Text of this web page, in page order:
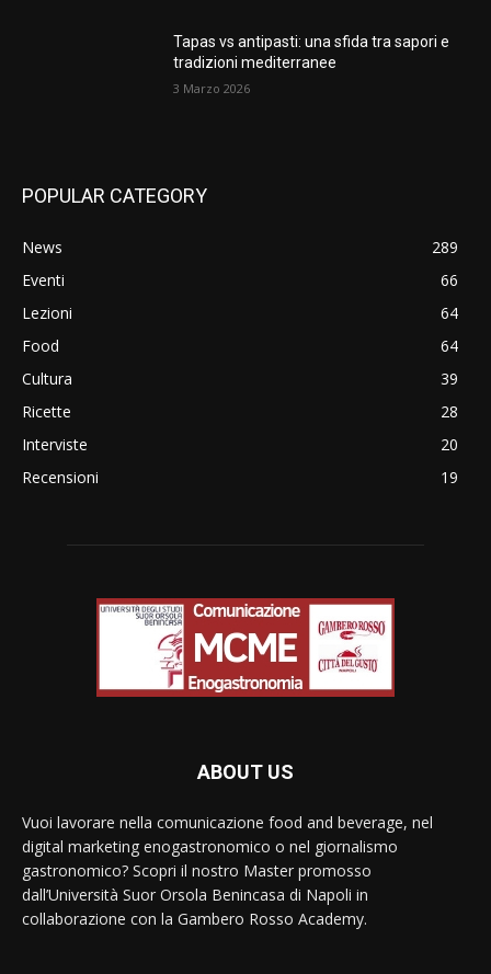
Tapas vs antipasti: una sfida tra sapori e
tradizioni mediterranee
3 Marzo 2026
POPULAR CATEGORY
News
289
Eventi
66
Lezioni
64
Food
64
Cultura
39
Ricette
28
Interviste
20
Recensioni
19
ABOUT US
Vuoi lavorare nella comunicazione food and beverage, nel
digital marketing enogastronomico o nel giornalismo
gastronomico? Scopri il nostro Master promosso
dall’Università Suor Orsola Benincasa di Napoli in
collaborazione con la Gambero Rosso Academy.